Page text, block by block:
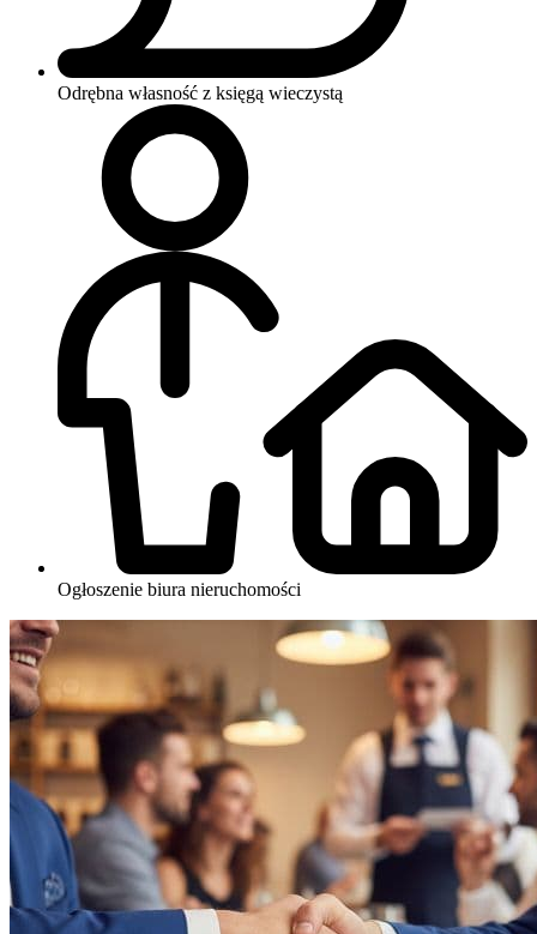
Odrębna własność z księgą wieczystą
Ogłoszenie biura nieruchomości